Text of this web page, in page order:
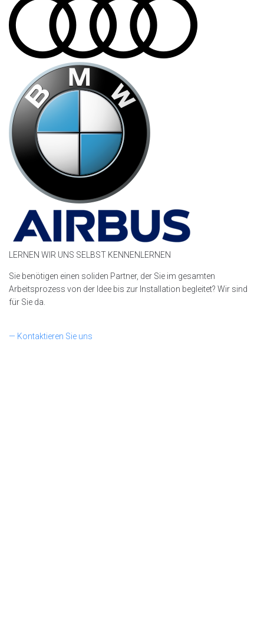
LERNEN WIR UNS SELBST KENNENLERNEN
Sie benötigen einen soliden Partner, der Sie im gesamten
Arbeitsprozess von der Idee bis zur Installation begleitet? Wir sind
für Sie da.
— Kontaktieren Sie uns